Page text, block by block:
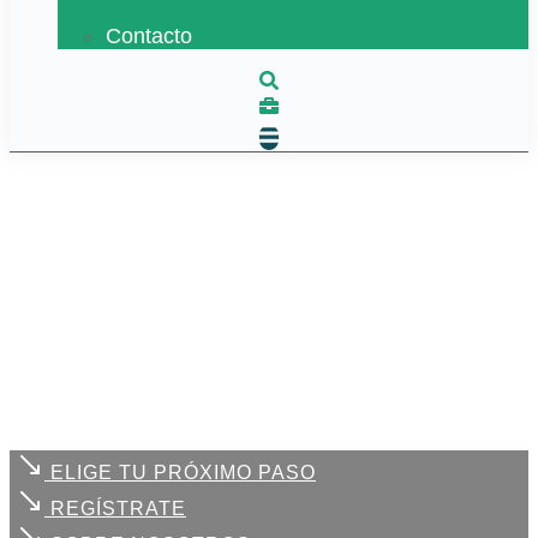
Contacto
ELIGE TU PRÓXIMO PASO
REGÍSTRATE